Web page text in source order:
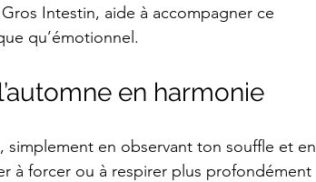
Intestin, aide à accompagner ce
qu’émotionnel.
en harmonie
, simplement en observant ton souffle et en
à forcer ou à respirer plus profondément